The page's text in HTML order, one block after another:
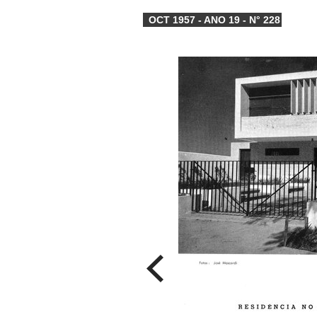
OCT 1957 - ANO 19 - N° 228